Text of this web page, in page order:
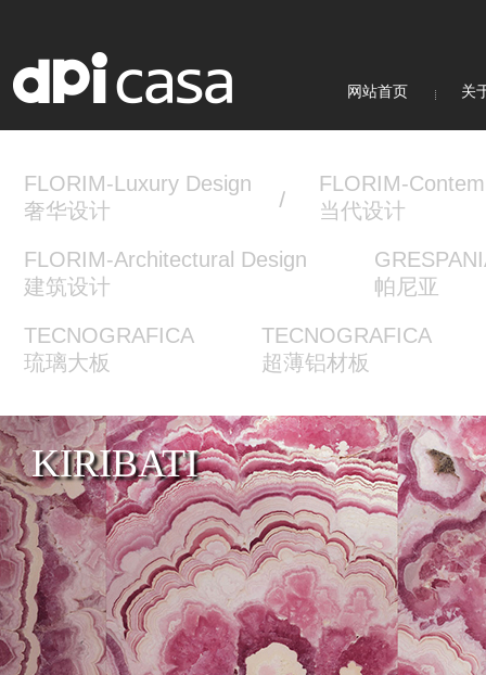
网站首页 关
FLORIM-Luxury Design
奢华设计
FLORIM-
当代设计
FLORIM-Architectural Design
建筑设计
帕尼亚
TECNOGRAFICA
琉璃大板
TECNOGRAFICA
超薄铝材板
KIRIBATI